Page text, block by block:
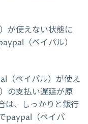
が使えない状態に
（ペイパル）
（ペイパル）が使え
の支払い遅延が原
は、しっかりと銀行
paypal（ペイパ